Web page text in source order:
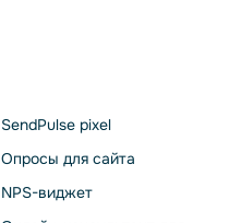
SendPulse pixel
Опросы для сайта
NPS-виджет